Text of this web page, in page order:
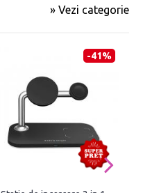
» Vezi categorie
-41%